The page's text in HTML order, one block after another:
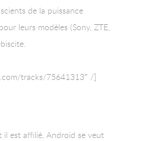
de la puissance
leurs modèles (Sony, ZTE,
tracks/75641313″ /]
il est affilié, Android se veut